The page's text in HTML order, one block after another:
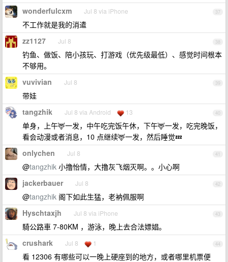
37
wonderfulcxm Jul 8 via iPhone
不工作就是我的消遣
38
zz1127 Jul 8
钓鱼、做饭、陪小孩玩、打游戏（优先级最低）、感觉时间根本
不够用。
39
vuvivian Jul 8
带娃
40
tangzhik Jul 8 via Android 13
单身，上午🦌一发，中午吃完饭午休，下午🦌一发，吃完晚饭，
看会动漫或者消息，10 点继续🦌一发，然后睡觉💤
41
onlychen Jul 8
@tangzhik 小撸怡情，大撸灰飞烟灭啊。。小心啊
42
jackerbauer Jul 8
@tangzhik 阁下如此生猛，老衲佩服啊
43
Hyschtaxjh Jul 8 via iPhone
騎公路車 7-80KM ，游泳，晚上去合法嫖娼。
44
crushark Jul 8 1
看 12306 有哪些可以一晚上硬座到的地方，或者哪里机票便